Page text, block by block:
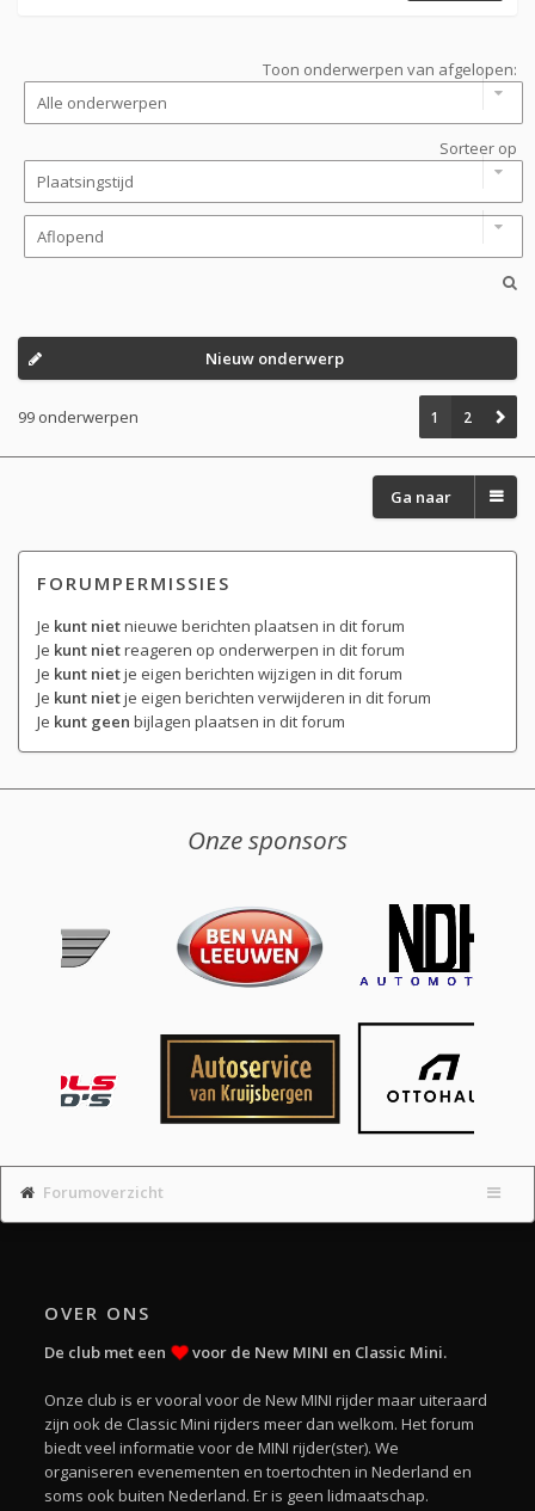
Toon onderwerpen van afgelopen:
Sorteer op
Nieuw onderwerp
99 onderwerpen 1 2
Ga naar
FORUMPERMISSIES
Je kunt nietnieuwe berichten plaatsen in dit forum
Je kunt nietreageren op onderwerpen in dit forum
Je kunt nietje eigen berichten wijzigen in dit forum
Je kunt nietje eigen berichten verwijderen in dit forum
Je kunt geen bijlagen plaatsen in dit forum
Onze sponsors
Forumoverzicht
OVER ONS
De club met een voor de New MINI en Classic Mini.
Onze club is er vooral voor de New MINI rijder maar uiteraard
zijn ook de Classic Mini rijders meer dan welkom. Het forum
biedt veel informatie voor de MINI rijder(ster). We
organiseren evenementen en toertochten in Nederland en
soms ook buiten Nederland. Er is geen lidmaatschap.